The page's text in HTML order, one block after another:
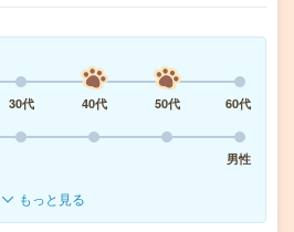
30代 40代 50代
60代
男性
もっと見る